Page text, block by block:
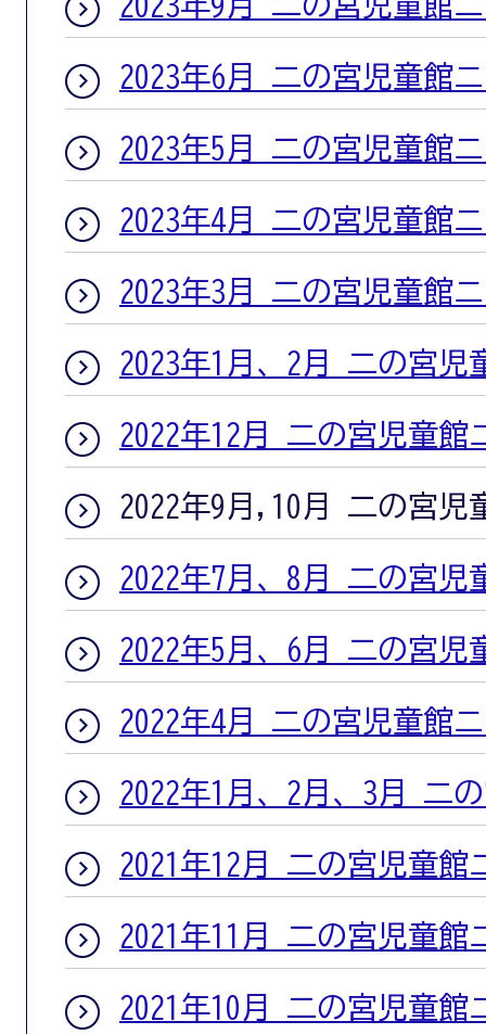
2023年6月 二の宮児童館
2023年5月 二の宮児童館
2023年4月 二の宮児童館
2023年3月 二の宮児童館
2023年1月、2月 二の宮児
2022年12月 二の宮児童館
2022年9月,10月 二の宮児
2022年7月、8月 二の宮児
2022年5月、6月 二の宮児
2022年4月 二の宮児童館
2022年1月、2月、3月 二
2021年12月 二の宮児童館
2021年11月 二の宮児童館
2021年10月 二の宮児童館